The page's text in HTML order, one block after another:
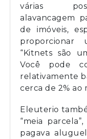
várias
alavancagem
de imóveis,
proporcionar
“Kitnets são
Você pode
relativamente
cerca de 2% ao
Eleuterio
“meia
pagava